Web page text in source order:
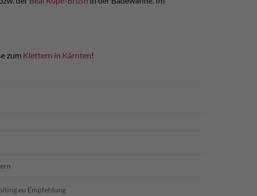
zum Klettern in Kärnten!
Empfehlung